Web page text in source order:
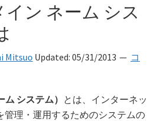
イン ネーム シス
Mitsuo Updated: 05/31/2013
コ
システム） とは、インターネッ
管理・運用するためのシステムの